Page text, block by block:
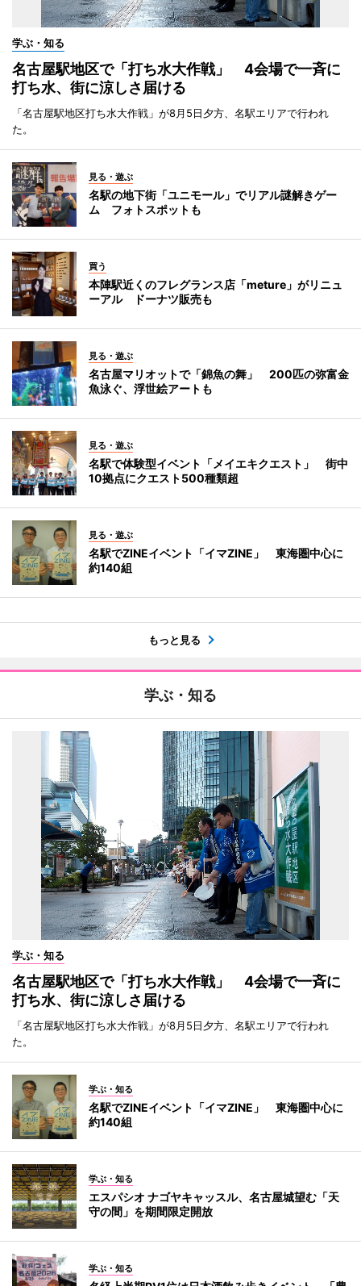
学ぶ・知る
名古屋駅地区で「打ち水大作戦」 4会場で一斉に
打ち水、街に涼しさ届ける
「名古屋駅地区打ち水大作戦」が8月5日夕方、名駅エリアで行われ
た。
見る・遊ぶ
名駅の地下街「ユニモール」でリアル謎解きゲー
ム フォトスポットも
買う
本陣駅近くのフレグランス店「meture」がリニュ
ーアル ドーナツ販売も
見る・遊ぶ
名古屋マリオットで「錦魚の舞」 200匹の弥富金
魚泳ぐ、浮世絵アートも
見る・遊ぶ
名駅で体験型イベント「メイエキクエスト」 街中
10拠点にクエスト500種類超
見る・遊ぶ
名駅でZINEイベント「イマZINE」 東海圏中心に
約140組
もっと見る
学ぶ・知る
学ぶ・知る
名古屋駅地区で「打ち水大作戦」 4会場で一斉に
打ち水、街に涼しさ届ける
「名古屋駅地区打ち水大作戦」が8月5日夕方、名駅エリアで行われ
た。
学ぶ・知る
名駅でZINEイベント「イマZINE」 東海圏中心に
約140組
学ぶ・知る
エスパシオ ナゴヤキャッスル、名古屋城望む「天
守の間」を期間限定開放
学ぶ・知る